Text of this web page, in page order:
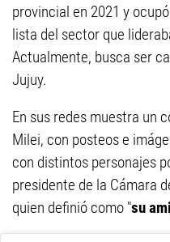
provincial en 2021 y
lista del sector que
Actualmente, busca ser
Jujuy.
En sus redes muestra un
Milei, con posteos e
con distintos personajes
presidente de la Cámara
quien definió como "su